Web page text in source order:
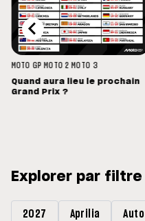
MOTO GP MOTO 2 MOTO 3
Quand aura lieu le prochain
Grand Prix ?
Explorer par filtre
2027 Aprilia Auto